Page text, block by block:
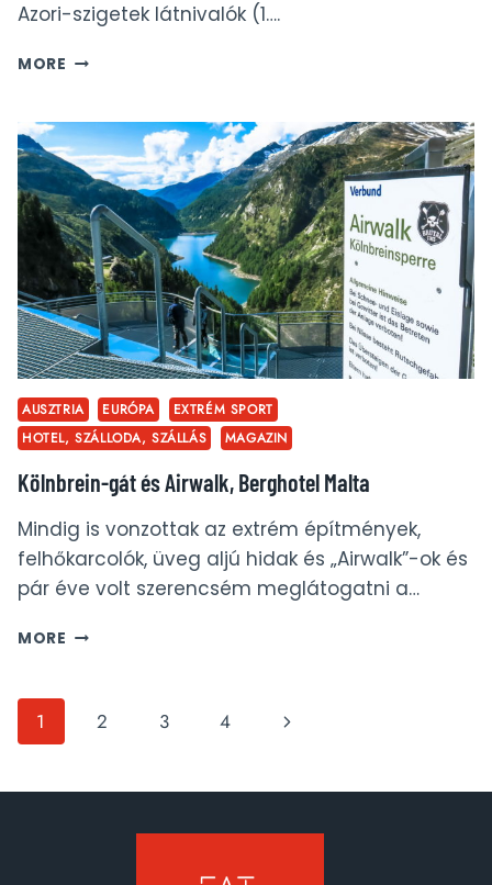
Azori-szigetek látnivalók (1….
MORE AZORI-
4.
NAP
AUSZTRIA EURÓPA
EXTRÉM SPORT
HOTEL, SZÁLLODA, SZÁLLÁS
MAGAZIN
Kölnbrein-gát és Airwalk, Berghotel Malta
Mindig is vonzottak az extrém építmények,
felhőkarcolók, üveg aljú hidak és „Airwalk”-ok és
pár éve volt szerencsém meglátogatni a…
MORE KÖLNBREIN-
BERGHOTEL
Page
1 2 3 4
Next